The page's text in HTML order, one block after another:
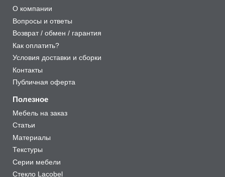
О компании
Вопросы и ответы
Возврат / обмен / гарантия
Как оплатить?
Условия доставки и сборки
Контакты
Публичная оферта
Полезное
Мебель на заказ
Статьи
Материалы
Текстуры
Серии мебели
Стекло Lacobel